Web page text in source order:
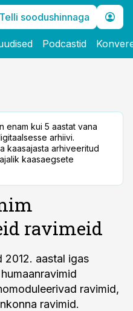
Telli soodushinnaga
Podcastid
enam kui 5 aastat vana
arhiivi.
kaasajasta arhiveeritud
kaasaegsete
ravimeid
2012. aastal igas
ravimid,
ravimid.